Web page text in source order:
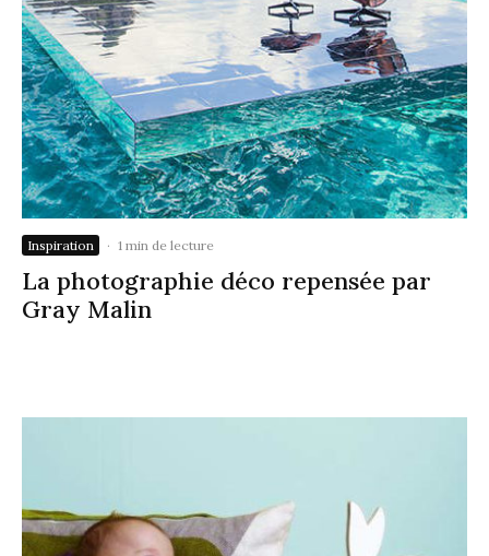
Inspiration · 1 min de lecture
La photographie déco repensée par
Gray Malin